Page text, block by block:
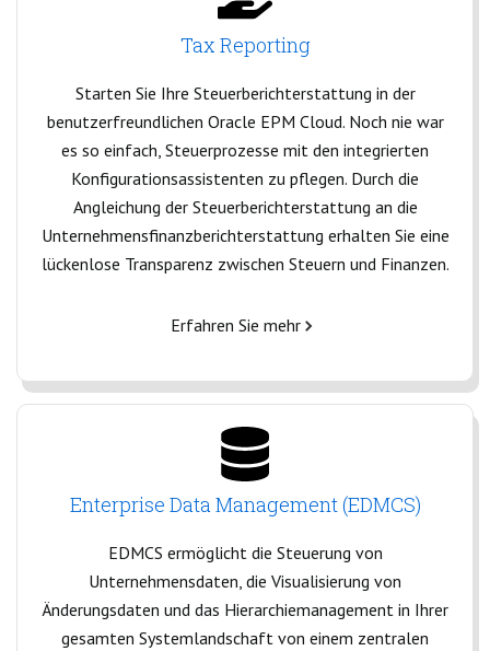
Tax Reporting
Starten Sie Ihre Steuerberichterstattung in der
benutzerfreundlichen Oracle EPM Cloud. Noch nie war
es so einfach, Steuerprozesse mit den integrierten
Konfigurationsassistenten zu pflegen. Durch die
Angleichung der Steuerberichterstattung an die
Unternehmensfinanzberichterstattung erhalten Sie eine
lückenlose Transparenz zwischen Steuern und Finanzen.
Erfahren Sie mehr
Enterprise Data Management (EDMCS)
EDMCS ermöglicht die Steuerung von
Unternehmensdaten, die Visualisierung von
Änderungsdaten und das Hierarchiemanagement in Ihrer
gesamten Systemlandschaft von einem zentralen